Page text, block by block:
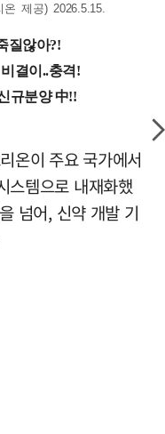
제공) 2026.5.15.
온이 주요 국가에서
스템으로 내재화했
넘어, 신약 개발 기